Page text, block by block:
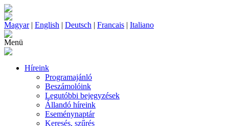
Magyar| English | Deutsch | Francais | Italiano
Menü
Híreink
Programajánló
Beszámolóink
Legutóbbi bejegyzések
Állandó híreink
Eseménynaptár
Keresés, szűrés